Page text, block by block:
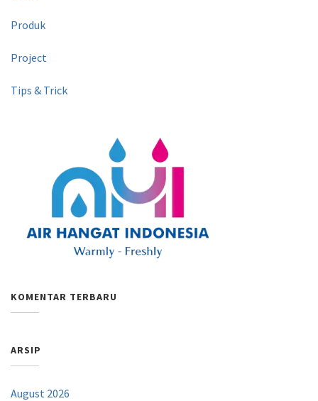
Produk
Project
Tips & Trick
KOMENTAR TERBARU
ARSIP
August 2026